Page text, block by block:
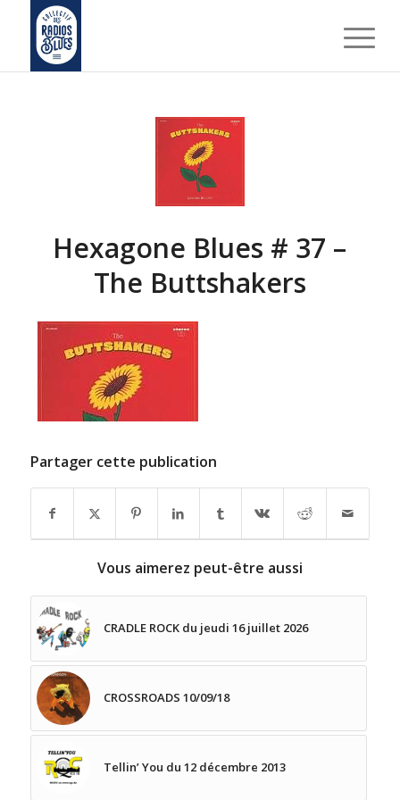
Hexagone Blues # 37 –
The Buttshakers
Partager cette publication
Vous aimerez peut-être aussi
CRADLE ROCK du jeudi 16 juillet 2026
CROSSROADS 10/09/18
Tellin’ You du 12 décembre 2013